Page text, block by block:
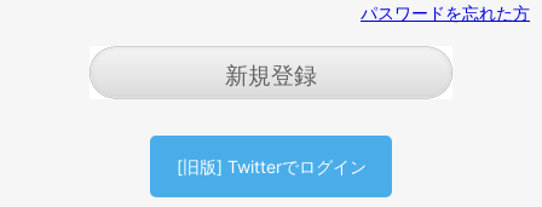
パスワードを忘れた方
新規登録
[旧版] Twitterでログイン